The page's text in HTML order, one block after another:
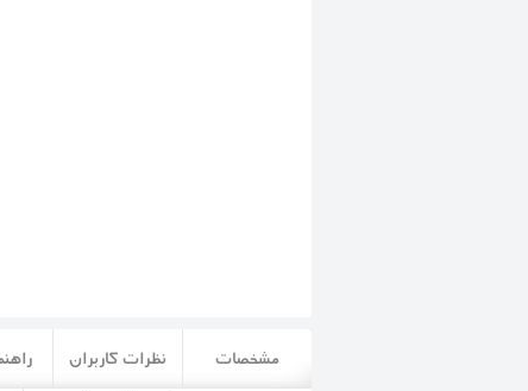
مشخصات نظرات کاربران